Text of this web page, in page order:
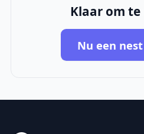
Klaar om te
Nu een